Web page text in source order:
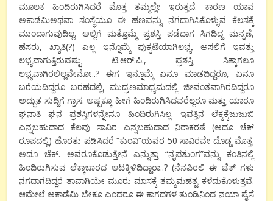
ಮೂಲಕ ಹಿಂದಿರುಗಿಸಿದರೆ ಮೊತ್ತ ತಮ್ಮಲ್ಲೇ ಇರುತ್ತದೆ. ಕಾರಣ ಯಾವ
ಅಕಾಡೆಮಿಅಥವಾ ಸಂಸ್ಥೆಯೂ ಈ ಹಣವನ್ನು ನಗದಾಗಿಸಿಕೊಳ್ಳುವ ಕೆಲಸಕ್ಕೆ
ಮುಂದಾಗುವುದಿಲ್ಲ. ಅಲ್ಲಿಗೆ ಮತ್ತೊಮ್ಮೆ ಪ್ರಶಸ್ತಿ ಪಡೆದಾಗ ಸಿಗದಿದ್ದ ಮನ್ನಣೆ,
ಹೆಸರು, ಖ್ಯಾತಿ(?) ಎಲ್ಲ ಇನ್ನೊಮ್ಮೆ ಪುಕ್ಕಟೆಯಾಗಿಲಭ್ಯ. ಅಸಲಿಗೆ ಇವತ್ತು
ಲಭ್ಯವಾಗುತ್ತಿರುವಷ್ಟು ಟಿ.ಆರ್.ಪಿ., ಪ್ರಶಸ್ತಿ ಸಿಕ್ಕಾಗಲೂ
ಲಭ್ಯವಾಗಿರಲಿಲ್ಲವೇನೋ..? ಈಗ ಇನ್ನೂಮ್ಮೆ ಏನೂ ಮಾಡದಿದ್ದರೂ, ಏನೂ
ಬರೆಯದಿದ್ದರೂ ಬರಹದಲ್ಲಿ, ಮುದ್ರಣಮಾಧ್ಯಮದಲ್ಲಿ ಜೀವಂತವಾಗಿರದಿದ್ದರೂ
ಅದ್ಭುತ ಸುದ್ದಿಗೆ ಗ್ರಾಸ. ಅಷ್ಟಕ್ಕೂ ಹೀಗೆ ಹಿಂದಿರುಗಿಸಿದವರೆಲ್ಲರೂ ಮತ್ತು ಯಾರೂ
ಘನಾತಿ ಘನ ಪ್ರಶಸ್ತಿಗಳನ್ನೇನೂ ಹಿಂದಿರುಗಿಸಿಲ್ಲ. ಇವತ್ತಿನ ಲೆಕ್ಕಕ್ಕೆಜುಜುಬಿ
ಎನ್ನಬಹುದಾದ ಕೆಲವು ಸಾವಿರ ಎನ್ನಬಹುದಾದ ನಿರಾಕರಣೆ (ಅದೂ ಚೆಕ್
ರೂಪದಲ್ಲಿ) ಹೊರತು ಪಡಿಸಿದರೆ “ಕುಂವಿ”ಯವರ 50 ಸಾವಿರವೇ ದೊಡ್ಡ ಮೊತ್ತ.
ಅದೂ ಚೆಕ್. ಅವರೂಕೊಡುತ್ತೇನೆ ಎನ್ನುತ್ತಾ “ನೃಪತುಂಗ”ವನ್ನು ಕಂತಿನಲ್ಲಿ
ಹಿಂದಿರುಗಿಸುವ ಲೆಕ್ಕಾಚಾರದ ಆಟಕ್ಕಿಳಿದಿದ್ದಾರಾ..? (ನೆನಪಿರಲಿ ಈ ಚೆಕ್ ಗಳು
ನಗದಾಗದಿದ್ದರೆ ತಾವಾಗಿಯೇ ಮೂರು ಮಾಸಕ್ಕೆ ತಮ್ಮಮಹತ್ವ ಕಳೆದುಕೊಳುತ್ತವೆ.
ಆಮೇಲೆ ಅಕಾಡೆಮಿ ಬೇಕೂ ಎಂದರೂ ಈ ಕಾಗದಗಳ ತುಂಡಿನಿಂದ ನಯಾ ಪೈಸೆ